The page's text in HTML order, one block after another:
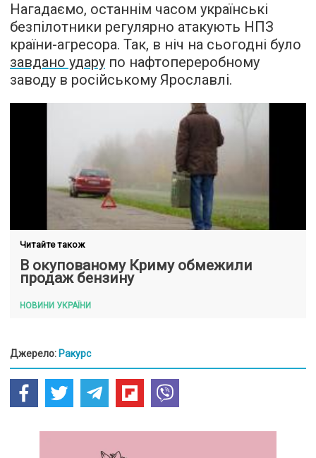
Нагадаємо, останнім часом українські
безпілотники регулярно атакують НПЗ
країни-агресора. Так, в ніч на сьогодні було
завдано удару по нафтопереробному
заводу в російському Ярославлі.
Читайте також
В окупованому Криму обмежили
продаж бензину
НОВИНИ УКРАЇНИ
Джерело: Ракурс